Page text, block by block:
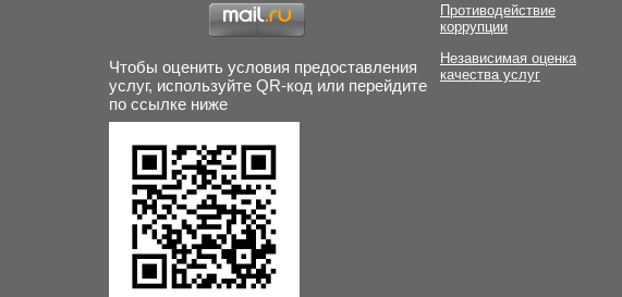
Чтобы оценить условия предоставления
услуг, используйте QR-код или перейдите
по ссылке ниже
Противодействие
коррупции
Независимая оценка
качества услуг